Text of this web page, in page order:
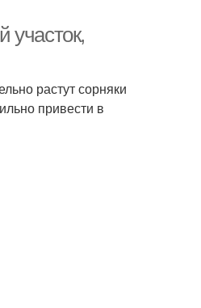
участок,
растут сорняки
привести в